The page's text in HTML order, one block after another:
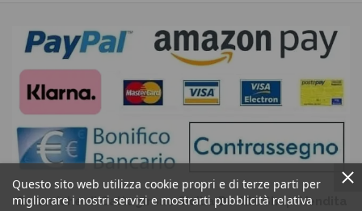
Questo sito web utilizza cookie propri e di terze parti per
migliorare i nostri servizi e mostrarti pubblicità relativa
Ceramiche di Caltagirone Sicilia Bedda Shop: Vendita